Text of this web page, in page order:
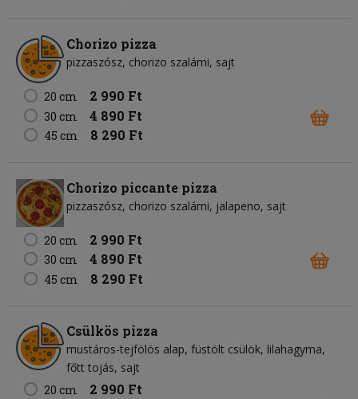
Chorizo pizza
pizzaszósz chorizo szalámi sajt
20 cm 2 990 Ft
30 cm 4 890 Ft
45 cm 8 290 Ft
Chorizo piccante pizza
pizzaszósz chorizo szalámi jalapeno sajt
20 cm 2 990 Ft
30 cm 4 890 Ft
45 cm 8 290 Ft
Csülkös pizza
mustáros-tejfölös alap füstölt csülök lilahagyma
főtt tojás sajt
20 cm
2 990 Ft